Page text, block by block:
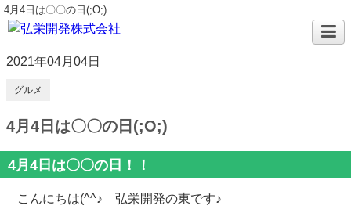
4月4日は〇〇の日(;O;)
2021年04月04日
グルメ
4月4日は〇〇の日(;O;)
4月4日は〇〇の日！！
こんにちは(^^♪ 弘栄開発の東です♪